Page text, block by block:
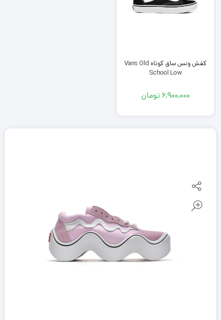
کفش ونس ساق کوتاه Vans Old
School Low
6,900,000 تومان